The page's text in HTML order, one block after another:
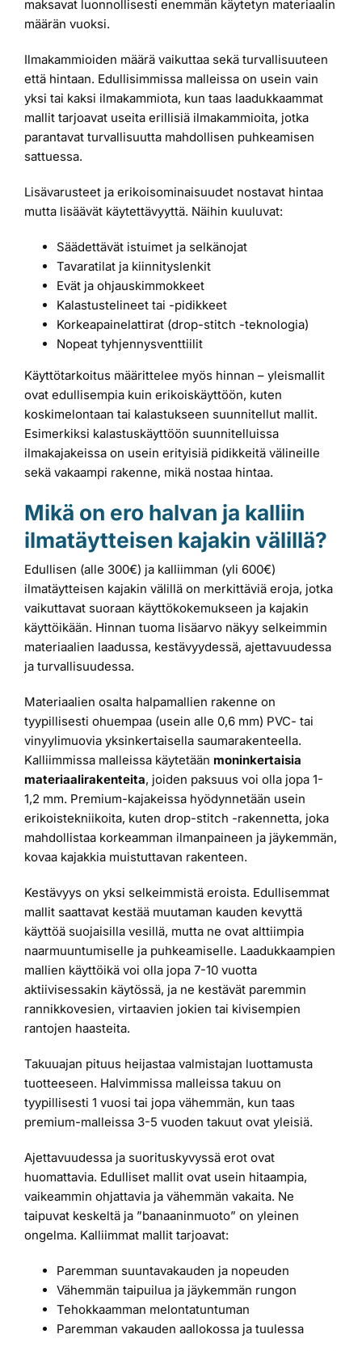
maksavat luonnollisesti enemmän käytetyn materiaalin
määrän vuoksi.
Ilmakammioiden määrä vaikuttaa sekä turvallisuuteen
että hintaan. Edullisimmissa malleissa on usein vain
yksi tai kaksi ilmakammiota, kun taas laadukkaammat
mallit tarjoavat useita erillisiä ilmakammioita, jotka
parantavat turvallisuutta mahdollisen puhkeamisen
sattuessa.
Lisävarusteet ja erikoisominaisuudet nostavat hintaa
mutta lisäävät käytettävyyttä. Näihin kuuluvat:
Säädettävät istuimet ja selkänojat
Tavaratilat ja kiinnityslenkit
Evät ja ohjauskimmokkeet
Kalastustelineet tai -pidikkeet
Korkeapainelattirat (drop-stitch -teknologia)
Nopeat tyhjennysventtiilit
Käyttötarkoitus määrittelee myös hinnan – yleismallit
ovat edullisempia kuin erikoiskäyttöön, kuten
koskimelontaan tai kalastukseen suunnitellut mallit.
Esimerkiksi kalastuskäyttöön suunnitelluissa
ilmakajakeissa on usein erityisiä pidikkeitä välineille
sekä vakaampi rakenne, mikä nostaa hintaa.
Mikä on ero halvan ja kalliin
ilmatäytteisen kajakin välillä?
Edullisen (alle 300€) ja kalliimman (yli 600€)
ilmatäytteisen kajakin välillä on merkittäviä eroja, jotka
vaikuttavat suoraan käyttökokemukseen ja kajakin
käyttöikään. Hinnan tuoma lisäarvo näkyy selkeimmin
materiaalien laadussa, kestävyydessä, ajettavuudessa
ja turvallisuudessa.
Materiaalien osalta halpamallien rakenne on
tyypillisesti ohuempaa (usein alle 0,6 mm) PVC- tai
vinyylimuovia yksinkertaisella saumarakenteella.
Kalliimmissa malleissa käytetään moninkertaisia
materiaalirakenteita, joiden paksuus voi olla jopa 1-
1,2 mm. Premium-kajakeissa hyödynnetään usein
erikoistekniikoita, kuten drop-stitch -rakennetta, joka
mahdollistaa korkeamman ilmanpaineen ja jäykemmän,
kovaa kajakkia muistuttavan rakenteen.
Kestävyys on yksi selkeimmistä eroista. Edullisemmat
mallit saattavat kestää muutaman kauden kevyttä
käyttöä suojaisilla vesillä, mutta ne ovat alttiimpia
naarmuuntumiselle ja puhkeamiselle. Laadukkaampien
mallien käyttöikä voi olla jopa 7-10 vuotta
aktiivisessakin käytössä, ja ne kestävät paremmin
rannikkovesien, virtaavien jokien tai kivisempien
rantojen haasteita.
Takuuajan pituus heijastaa valmistajan luottamusta
tuotteeseen. Halvimmissa malleissa takuu on
tyypillisesti 1 vuosi tai jopa vähemmän, kun taas
premium-malleissa 3-5 vuoden takuut ovat yleisiä.
Ajettavuudessa ja suorituskyvyssä erot ovat
huomattavia. Edulliset mallit ovat usein hitaampia,
vaikeammin ohjattavia ja vähemmän vakaita. Ne
taipuvat keskeltä ja ”banaaninmuoto” on yleinen
ongelma. Kalliimmat mallit tarjoavat:
Paremman suuntavakauden ja nopeuden
Vähemmän taipuilua ja jäykemmän rungon
Tehokkaamman melontatuntuman
Paremman vakauden aallokossa ja tuulessa